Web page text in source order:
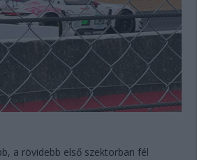
a rövidebb első szektorban fél